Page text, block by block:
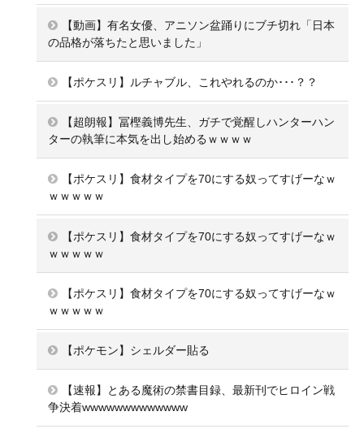
【動画】有名女優、アニソン盆踊りにブチ切れ「日本
の品格が落ちたと思いました」
【ポケスリ】ルチャブル、これやれるのか･･･？？
【超朗報】冨樫義博先生、ガチで覚醒しハンターハン
ターの執筆に本気を出し始めるｗｗｗｗ
【ポケスリ】食材タイプを70にする奴ってすげーなｗ
ｗｗｗｗｗ
【ポケスリ】食材タイプを70にする奴ってすげーなｗ
ｗｗｗｗｗ
【ポケスリ】食材タイプを70にする奴ってすげーなｗ
ｗｗｗｗｗ
【ポケモン】シェルダー貼る
【速報】とある魔術の禁書目録、最新刊でヒロイン戦
争決着wwwwwwwwwwwww